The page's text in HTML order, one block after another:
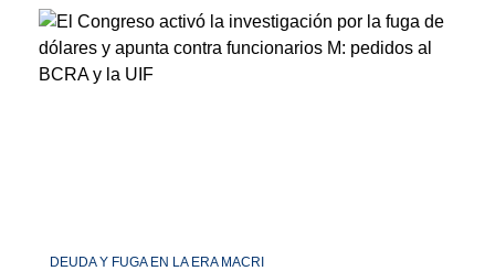
DEUDA Y FUGA EN LA ERA MACRI